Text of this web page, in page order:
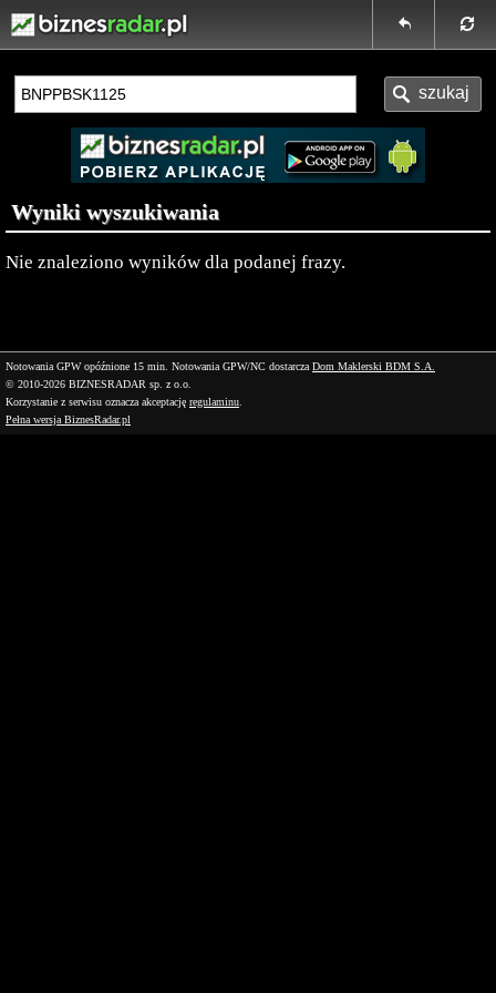
Wyniki wyszukiwania
Nie znaleziono wyników dla podanej frazy.
Notowania GPW opóźnione 15 min. Notowania GPW/NC dostarcza Dom Maklerski BDM S.A.
© 2010-2026 BIZNESRADAR sp. z o.o.
Korzystanie z serwisu oznacza akceptację regulaminu
Pełna wersja BiznesRadar.pl